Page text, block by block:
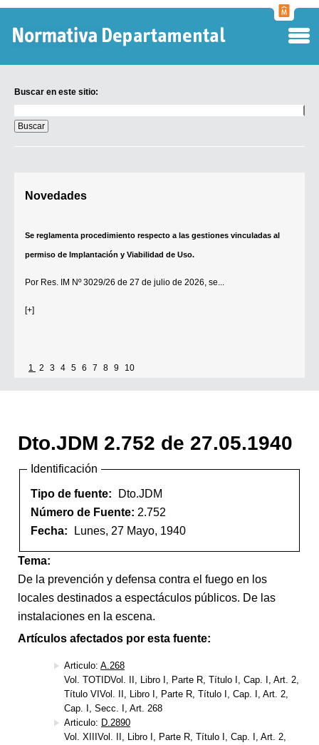
Buscar en este sitio:
en
este
sitio:
Novedades
Se reglamenta procedimiento respecto a las gestiones vinculadas al
permiso de Implantación y Viabilidad de Uso.
Por Res. IM Nº 3029/26 de 27 de julio de 2026, se...
[+]
1 2 3 4 5 6 7 8 9 10
Dto.JDM 2.752 de 27.05.1940
Identificación
Tipo de fuente:
Dto.JDM
Número de Fuente: 2.752
Fecha:
Lunes, 27 Mayo, 1940
Tema:
De la prevención y defensa contra el fuego en los
locales destinados a espectáculos públicos. De las
instalaciones en la escena.
Artículos afectados por esta fuente:
Articulo: A.268
Vol. TOTIDVol. II, Libro I, Parte R, Título I, Cap. I, Art. 2,
Título VIVol. II, Libro I, Parte R, Título I, Cap. I, Art. 2,
Cap. I, Secc. I, Art. 268
Articulo: D.2890
Vol. XIIIVol. II, Libro I, Parte R, Título I, Cap. I, Art. 2,